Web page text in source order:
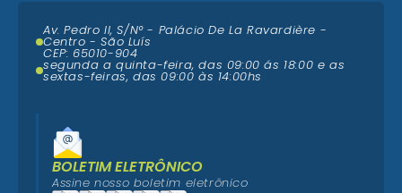
Av. Pedro II, S/N° - Palácio De La Ravardière -
Centro - São Luís
CEP: 65010-904
segunda a quinta-feira, das 09:00 ás 18:00 e as
sextas-feiras, das 09:00 às 14:00hs
BOLETIM ELETRÔNICO
Assine nosso boletim eletrônico